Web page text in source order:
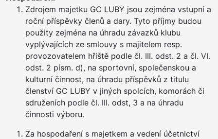
Zdrojem majetku GC LUBY jsou zejména vstupní a
roční příspěvky členů a dary. Tyto příjmy budou
použity zejména na úhradu závazků klubu
vyplývajících ze smlouvy s majitelem resp.
provozovatelem hřiště podle čl. III. odst. 2 a čl. VI.
odst. 2 písm. d), na sportovní, společenskou a
kulturní činnost, na úhradu příspěvků z titulu
členství GC LUBY v jiných spolcích, komorách či
sdruženích podle čl. III. odst, 3 a na úhradu
činnosti výboru.
Za hospodaření s majetkem a vedení účetnictví